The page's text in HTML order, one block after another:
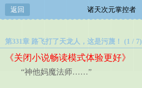
返回 诸天次元掌控者
第331章 路飞打了天龙人，这是污蔑！ (1 / 7)
《关闭小说畅读模式体验更好》
“神他妈魔法师……”